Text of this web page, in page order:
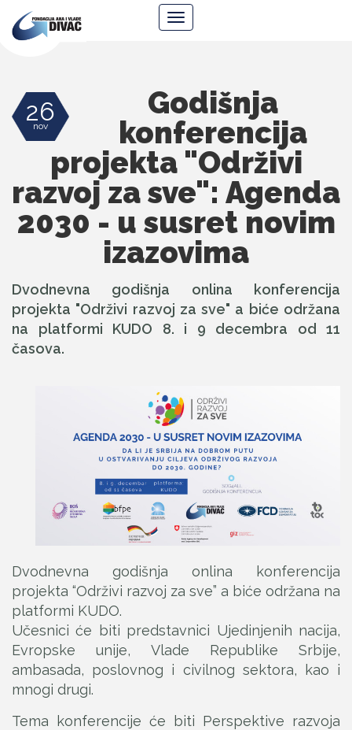
Ana
Navigacija
26
nov
Godišnja
konferencija
projekta "Održivi
razvoj za sve": Agenda
2030 - u susret novim
izazovima
Dvodnevna godišnja onlina konferencija
projekta "Održivi razvoj za sve" a biće održana
na platformi KUDO 8. i 9 decembra od 11
časova.
Dvodnevna godišnja onlina konferencija
projekta “Održivi razvoj za sve” a biće održana na
platformi KUDO.
Učesnici će biti predstavnici Ujedinjenih nacija,
Evropske unije, Vlade Republike Srbije,
ambasada, poslovnog i civilnog sektora, kao i
mnogi drugi.
Tema konferencije će biti Perspektive razvoja